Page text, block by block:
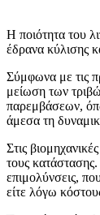
Η ποιότητα του
έδρανα κύλισης
Σύμφωνα με τις
μείωση των
παρεμβάσεων,
άμεσα τη
Στις
τους
επιμολύνσεις,
είτε λόγω